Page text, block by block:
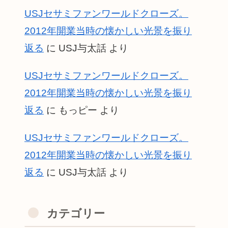
USJセサミファンワールドクローズ。
2012年開業当時の懐かしい光景を振り
返る に USJ与太話 より
USJセサミファンワールドクローズ。
2012年開業当時の懐かしい光景を振り
返る に もっピー より
USJセサミファンワールドクローズ。
2012年開業当時の懐かしい光景を振り
返る に USJ与太話 より
カテゴリー